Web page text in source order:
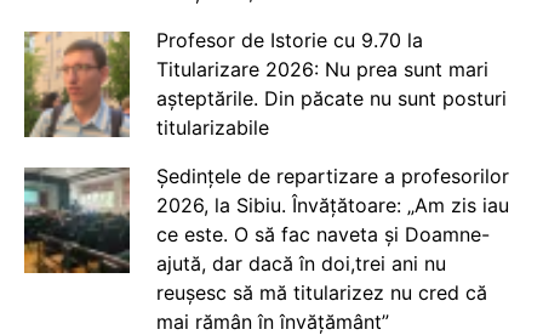
Profesor de Istorie cu 9.70 la
Titularizare 2026: Nu prea sunt mari
așteptările. Din păcate nu sunt posturi
titularizabile
Ședințele de repartizare a profesorilor
2026, la Sibiu. Învățătoare: „Am zis iau
ce este. O să fac naveta și Doamne-
ajută, dar dacă în doi,trei ani nu
reușesc să mă titularizez nu cred că
mai rămân în învățământ”